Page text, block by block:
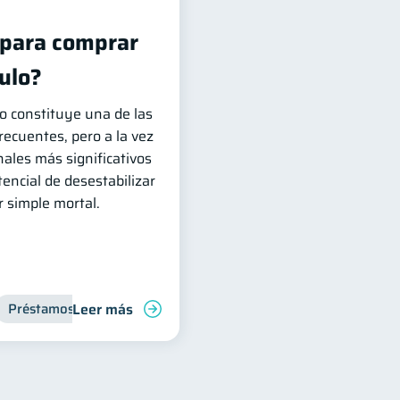
comprar
constituye una de las
pero a la vez
más significativos
de desestabilizar
simple mortal.
Préstamos Ahorro
Leer más